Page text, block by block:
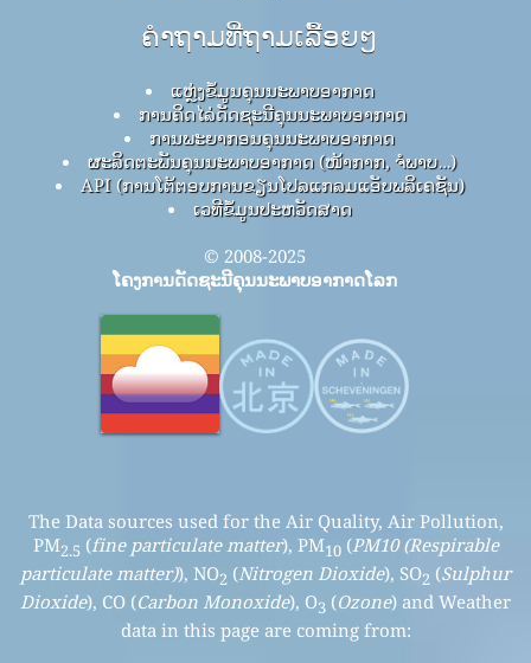
ຄໍາຖາມທີ່ຖາມເລື້ອຍໆ
ແຫຼ່ງຂໍ້ມູນຄຸນນະພາບອາກາດ
ການຄິດໄລ່ດັດຊະນີຄຸນນະພາບອາກາດ
ການພະຍາກອນຄຸນນະພາບອາກາດ
ຜະລິດຕະພັນຄຸນນະພາບອາກາດ (ໜ້າກາກ, ຈໍພາບ…)
API (ການໂຕ້ຕອບການຂຽນໂປລແກລມແອັບພລິເຄຊັນ)
ເວທີຂໍ້ມູນປະຫວັດສາດ
© 2008-2025
ໂຄງການດັດຊະນີຄຸນນະພາບອາກາດໂລກ
The Data sources used for the Air Quality, Air Pollution,
PM2.5 (fine particulate matter), PM10(PM10 (Respirable
particulate matter)), NO2 (Nitrogen Dioxide), SO2 (Sulphur
Dioxide), CO (Carbon Monoxide), O3 (Ozone) and Weather
data in this page are coming from: